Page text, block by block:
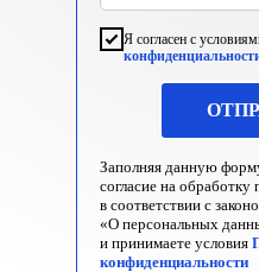
Я согласен с
Заполняя данную
согласие на
в соответствии с
«О персональных
и принимаете условия
конфиденциальности